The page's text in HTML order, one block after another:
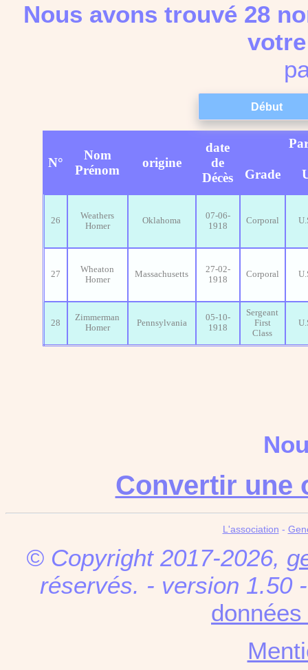
Nous avons trouvé 28
N°
Nom
Prénom
origine
date
de
Décès
Grade
26
Weathers
Homer
Oklahoma
07-06-
1918
Corporal
27
Wheaton
Homer
Massachusetts
27-02-
1918
Corporal
28
Zimmerman
Homer
Pennsylvania
05-10-
1918
Sergeant
First
Class
Convertir une
L'association -
© Copyright 2017-2026,
réservés. - version 1.50